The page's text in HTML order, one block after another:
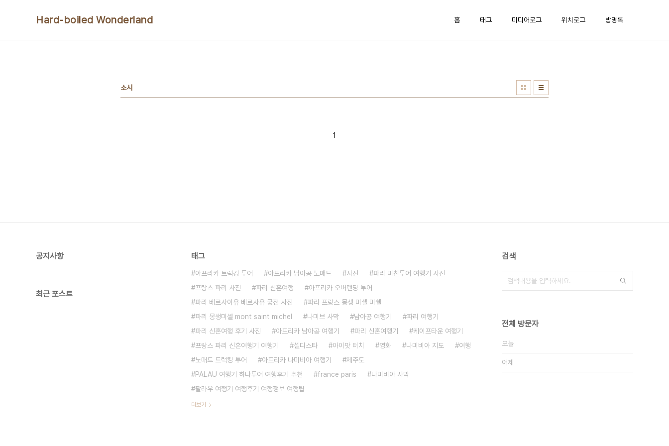
Hard-boiled Wonderland 홈 태그 미디어로그 위치로그 방명록
소시
1
공지사항
최근 포스트
태그
아프리카 트럭킹 투어 아프리카 남아공 노매드 사진
파리 미친투어 여행기 사진
프랑스 파리 사진
파리 신혼여행
아프리카 오버랜딩 투어
파리 베르사이유 베르사유 궁전 사진
파리 프랑스 몽생 미셸 미쉘
파리 몽생미셸 mont saint michel
나미브 사막 남아공 여행기
파리 여행기
파리 신혼여행 후기 사진
아프리카 남아공 여행기 파리 신혼여행기
케이프타운 여행기
프랑스 파리 신혼여행기 여행기
셀디스타 아이팟 터치 영화 나미비아 지도
여행
노매드 트럭킹 투어
아프리카 나미비아 여행기
제주도
PALAU 여행기 하나투어 여행후기 추천
france paris
나미비아 사막
팔라우 여행기 여행후기 여행정보 여행팁
더보기
검색
전체 방문자
오늘
어제